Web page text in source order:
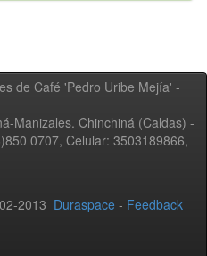
de Café 'Pedro Uribe Mejía' -
Manizales. Chinchiná (Caldas) -
0707, Celular: 3503189866,
2013 Duraspace - Feedback